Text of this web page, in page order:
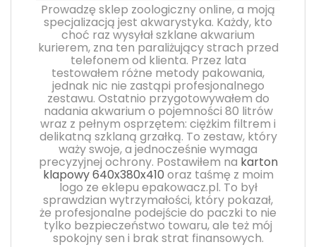
Prowadzę sklep zoologiczny online, a moją
specjalizacją jest akwarystyka. Każdy, kto
choć raz wysyłał szklane akwarium
kurierem, zna ten paraliżujący strach przed
telefonem od klienta. Przez lata
testowałem różne metody pakowania,
jednak nic nie zastąpi profesjonalnego
zestawu. Ostatnio przygotowywałem do
nadania akwarium o pojemności 80 litrów
wraz z pełnym osprzętem: ciężkim filtrem i
delikatną szklaną grzałką. To zestaw, który
waży swoje, a jednocześnie wymaga
precyzyjnej ochrony. Postawiłem na karton
klapowy 640x380x410 oraz taśmę z moim
logo ze eklepu epakowacz.pl. To był
sprawdzian wytrzymałości, który pokazał,
że profesjonalne podejście do paczki to nie
tylko bezpieczeństwo towaru, ale też mój
spokojny sen i brak strat finansowych.